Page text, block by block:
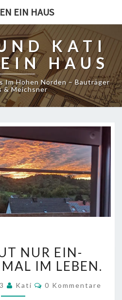
EIN HAUS
KATI
HAUS
Im Hohen Norden – Bauträger
& Meichsner
BAUT
NUR
EIN-
ODER
ZWEIMAL
NUR EIN-
IM LEBEN.
Kati Kommentare
0 Kommentare